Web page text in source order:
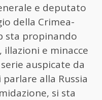
e deputato
della Crimea-
sta propinando
e minacce
auspicate da
alla Russia
si sta